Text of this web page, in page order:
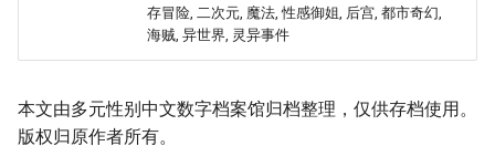
存冒险, 二次元, 魔法, 性感御姐, 后宫, 都市奇幻,
海贼, 异世界, 灵异事件
本文由多元性别中文数字档案馆归档整理，仅供存档使用。
版权归原作者所有。